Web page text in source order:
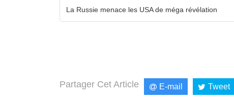
La Russie menace les USA de méga révélation
Partager Cet Article E-mail Tweet